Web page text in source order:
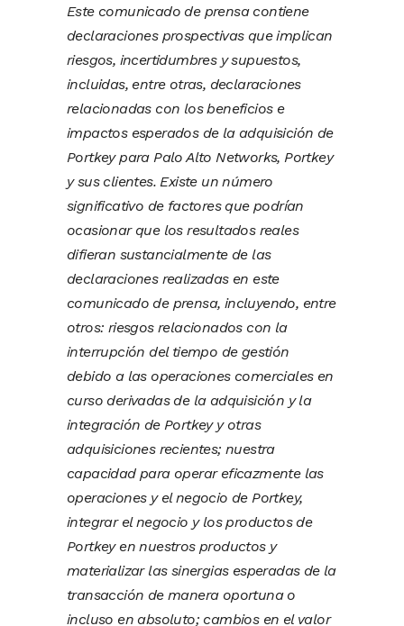
Este comunicado de prensa contiene
declaraciones prospectivas que implican
riesgos, incertidumbres y supuestos,
incluidas, entre otras, declaraciones
relacionadas con los beneficios e
impactos esperados de la adquisición de
Portkey para Palo Alto Networks, Portkey
y sus clientes. Existe un número
significativo de factores que podrían
ocasionar que los resultados reales
difieran sustancialmente de las
declaraciones realizadas en este
comunicado de prensa, incluyendo, entre
otros: riesgos relacionados con la
interrupción del tiempo de gestión
debido a las operaciones comerciales en
curso derivadas de la adquisición y la
integración de Portkey y otras
adquisiciones recientes; nuestra
capacidad para operar eficazmente las
operaciones y el negocio de Portkey,
integrar el negocio y los productos de
Portkey en nuestros productos y
materializar las sinergias esperadas de la
transacción de manera oportuna o
incluso en absoluto; cambios en el valor